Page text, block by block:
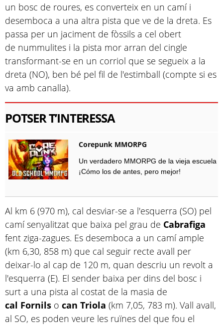
un bosc de roures, es converteix en un camí i
desemboca a una altra pista que ve de la dreta. Es
passa per un jaciment de fòssils a cel obert
de nummulites i la pista mor arran del cingle
transformant-se en un corriol que se segueix a la
dreta (NO), ben bé pel fil de l'estimball (compte si es
va amb canalla).
POTSER T’INTERESSA
Corepunk MMORPG
Un verdadero MMORPG de la vieja escuela
¡Cómo los de antes, pero mejor!
Al km 6 (970 m), cal desviar-se a l'esquerra (SO) pel
camí senyalitzat que baixa pel grau de Cabrafiga
fent ziga-zagues. Es desemboca a un camí ample
(km 6,30, 858 m) que cal seguir recte avall per
deixar-lo al cap de 120 m, quan descriu un revolt a
l'esquerra (E). El sender baixa per dins del bosc i
surt a una pista al costat de la masia de
cal Fornils o can Triola (km 7,05, 783 m). Vall avall,
al SO, es poden veure les ruïnes del que fou el